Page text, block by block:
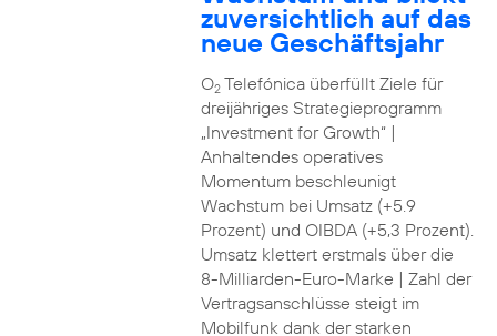
zuversichtlich auf das
neue Geschäftsjahr
O2Telefónica überfüllt Ziele für
dreijähriges Strategieprogramm
„Investment for Growth“ |
Anhaltendes operatives
Momentum beschleunigt
Wachstum bei Umsatz (+5.9
Prozent) und OIBDA (+5,3 Prozent).
Umsatz klettert erstmals über die
8-Milliarden-Euro-Marke | Zahl der
Vertragsanschlüsse steigt im
Mobilfunk dank der starken